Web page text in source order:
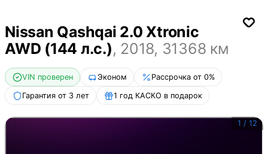
Nissan Qashqai 2.0 Xtronic
AWD (144 л.с.), 2018, 31368 км
VIN проверен Эконом Рассрочка от 0%
Гарантия от 3 лет 1 год КАСКО в подарок
1 / 12